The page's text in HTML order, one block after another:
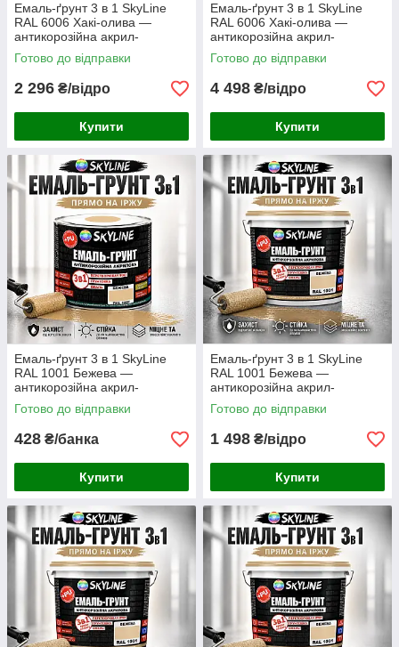
Емаль-ґрунт 3 в 1 SkyLine
RAL 6006 Хакі-олива —
антикорозійна акрил-
поліуретанова матова фарба
по металу та іржі без запаху,
Готово до відправки
2 296 ₴/відро
Купити
Емаль-ґрунт 3 в 1 SkyLine
RAL 6006 Хакі-олива —
антикорозійна акрил-
поліуретанова матова фарба
по металу та іржі без запаху,
Готово до відправки
4 498 ₴/відро
Купити
Емаль-ґрунт 3 в 1 SkyLine
RAL 1001 Бежева —
антикорозійна акрил-
поліуретанова фарба по
металу без запаху, 0.9 кг
Готово до відправки
428 ₴/банка
Купити
Емаль-ґрунт 3 в 1 SkyLine
RAL 1001 Бежева —
антикорозійна акрил-
поліуретанова матова фарба
по металу та іржі без запаху
Готово до відправки
1 498 ₴/відро
Купити